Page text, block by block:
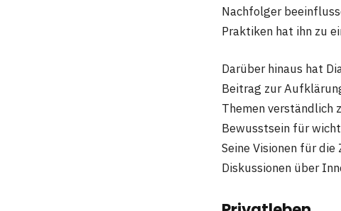
Nachfolger
Praktiken hat ihn zu
Darüber hinaus hat
Beitrag zur
Themen verständlich
Bewusstsein für
Seine Visionen für
Diskussionen über